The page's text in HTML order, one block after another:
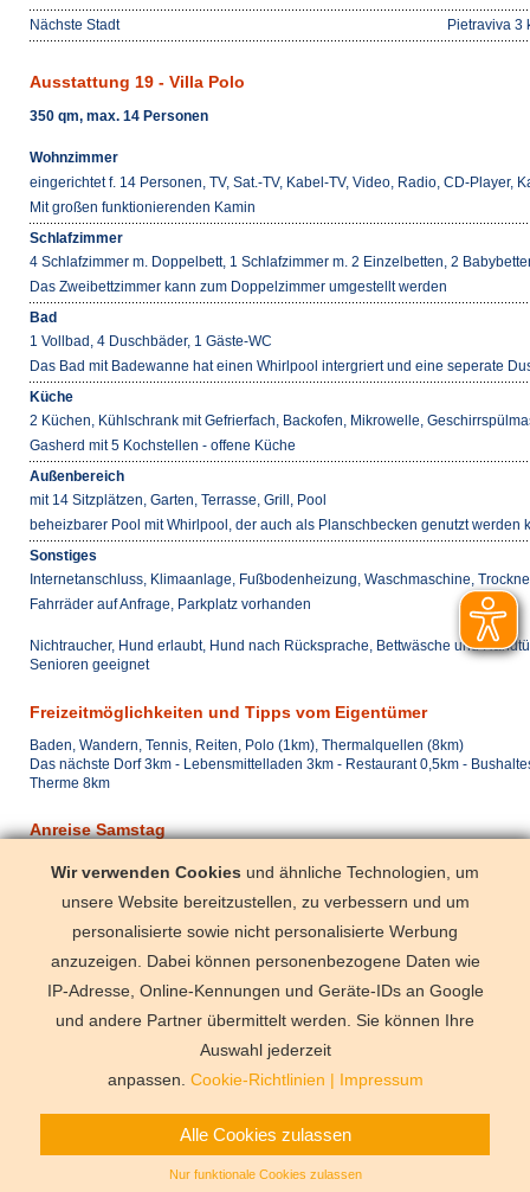
Nächste Stadt Pietraviva 3
Ausstattung 19 - Villa Polo
350 qm, max. 14 Personen
Wohnzimmer
eingerichtet f. 14 Personen, TV, Sat.-TV, Kabel-TV, Video, Radio, CD-Player,
Mit großen funktionierenden Kamin
Schlafzimmer
4 Schlafzimmer m. Doppelbett, 1 Schlafzimmer m. 2 Einzelbetten, 2
Das Zweibettzimmer kann zum Doppelzimmer umgestellt werden
Bad
1 Vollbad, 4 Duschbäder, 1 Gäste-WC
Das Bad mit Badewanne hat einen Whirlpool intergriert und eine seperate
Küche
2 Küchen, Kühlschrank mit Gefrierfach, Backofen, Mikrowelle,
Gasherd mit 5 Kochstellen - offene Küche
Außenbereich
mit 14 Sitzplätzen, Garten, Terrasse, Grill, Pool
beheizbarer Pool mit Whirlpool, der auch als Planschbecken genutzt werden
Sonstiges
Internetanschluss, Klimaanlage, Fußbodenheizung, Waschmaschine,
Fahrräder auf Anfrage, Parkplatz vorhanden
Nichtraucher, Hund erlaubt, Hund nach Rücksprache, Bettwäsche und
Senioren geeignet
Freizeitmöglichkeiten und Tipps vom Eigentümer
Baden, Wandern, Tennis, Reiten, Polo (1km), Thermalquellen (8km)
Das nächste Dorf 3km - Lebensmittelladen 3km - Restaurant 0,5km -
Therme 8km
Anreise Samstag
mit dem Zug
mit dem Pkw
Auto
mit dem Flugzeug
Perugia
Deutschland Florida
Wir verwenden Cookies und ähnliche Technologien, um
unsere Website bereitzustellen, zu verbessern und um
personalisierte sowie nicht personalisierte Werbung
anzuzeigen. Dabei können personenbezogene Daten wie
IP-Adresse, Online-Kennungen und Geräte-IDs an Google
und andere Partner übermittelt werden. Sie können Ihre
Auswahl jederzeit
anpassen. Cookie-Richtlinien | Impressum
Alle Cookies zulassen
Nur funktionale Cookies zulassen